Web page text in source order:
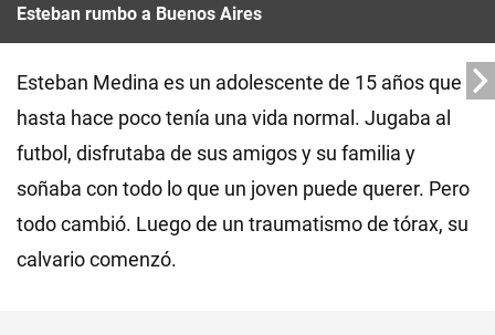
Esteban rumbo a Buenos Aires
Esteban Medina es un adolescente de 15 años que
hasta hace poco tenía una vida normal. Jugaba al
futbol, disfrutaba de sus amigos y su familia y
soñaba con todo lo que un joven puede querer. Pero
todo cambió. Luego de un traumatismo de tórax, su
calvario comenzó.